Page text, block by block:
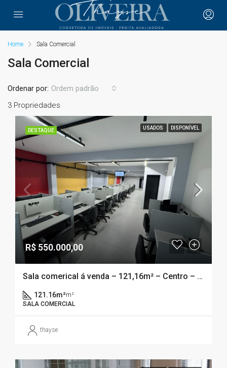
Home Sala Comercial
Sala Comercial
3 Propriedades
Ordenar por: Ordem padrão
DESTAQUE USADOS DISPONÍVEL
R$ 550.000,00
Sala comerical á venda – 121,16m² – Centro – Florianópolis, SC
121.16m²m²
SALA COMERCIAL
thayse